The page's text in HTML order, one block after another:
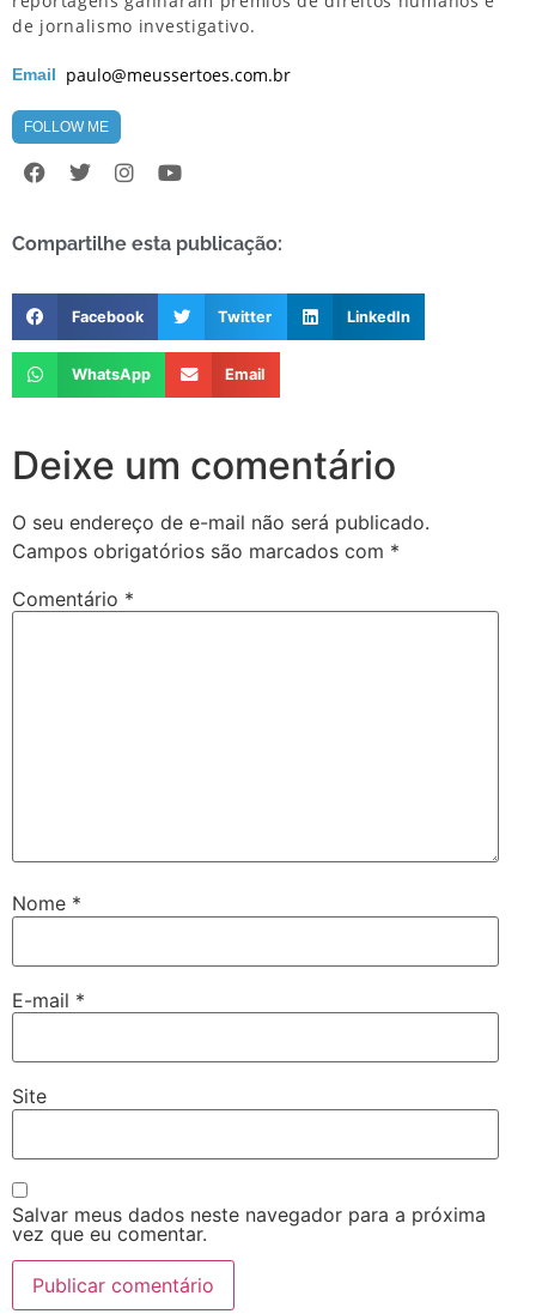
de jornalismo investigativo.
Email paulo@meussertoes.com.br
FOLLOW ME
Compartilhe esta publicação:
Facebook Twitter LinkedIn
WhatsApp Email
Deixe um comentário
O seu endereço de e-mail não será publicado.
Campos obrigatórios são marcados com *
Comentário *
Nome *
E-mail *
Site
Salvar meus dados neste navegador para a próxima
vez que eu comentar.